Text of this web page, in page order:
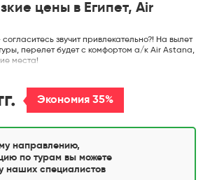
цены в Египет, Air
звучит привлекательно?! На вылет
перелет будет с комфортом а/к Air Astana,
места!
Экономия 35%
направлению,
по турам вы можете
наших специалистов